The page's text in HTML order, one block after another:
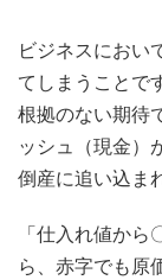
ビジネスにおい
てしまうことで
根拠のない期待
ッシュ（現金）
倒産に追い込ま
「仕入れ値か
ら、赤字でも原